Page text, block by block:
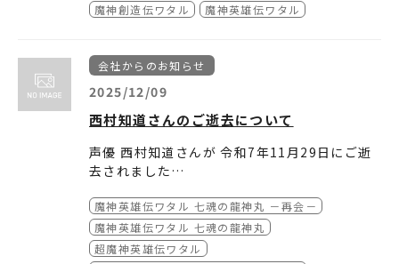
2025年夏に開催し大好評を博した『魔神英雄
展」。
神創造伝ワタル展POP UP STOREを、
貨店守口店で開催いたします！
お近くにお越しの際は、この機会にぜひご来場
ください！！
【魔神英雄伝ワタル&魔神創造伝ワタル展POP
UP STORE in 京阪百貨店守口店】
期間：2026年2月11日（水・祝）～2月25日
（水）
時間：10：00～19：00（最終日のみ15：00
閉場）
会場：京阪百貨店守口店6階
所在地：〒570-0038 大阪府守口市河原町８－
魔神創造伝ワタル 魔神英雄伝ワタル
会社からのお知らせ
2025/12/09
西村知道さんのご逝去について
声優 西村知道さんが 令和7年11月29日にご逝
去されました
魔神英雄伝ワタルシリーズ 剣部シバラク役で長
きにわたりお力添え頂いておりました
故人のご功績に敬意を表し 心からご冥福をお祈
魔神英雄伝ワタル 七魂の龍神丸 －再会－
魔神英雄伝ワタル 七魂の龍神丸
超魔神英雄伝ワタル